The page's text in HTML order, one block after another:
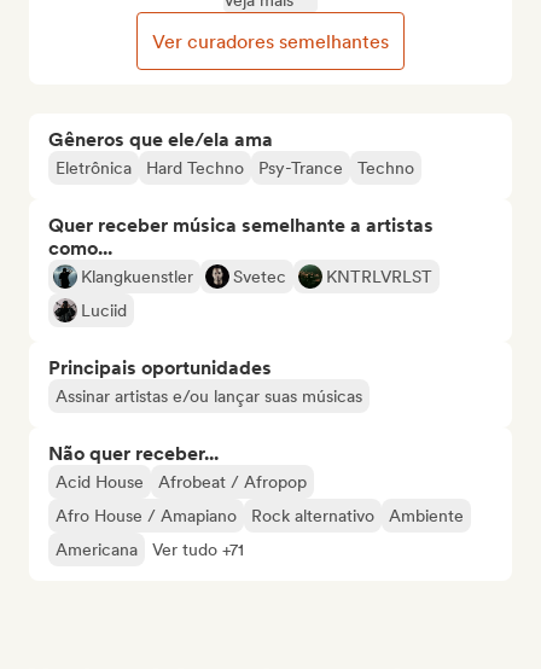
Gêneros que ele/ela ama
Eletrônica Hard Techno Psy-Trance Techno
Quer receber música semelhante a artistas
como...
Klangkuenstler Svetec
KNTRLVRLST
Luciid
Principais oportunidades
Assinar artistas e/ou lançar suas músicas
Não quer receber...
Acid House
Afrobeat / Afropop
Afro House / Amapiano
Rock alternativo
Ambiente
Americana
Ver tudo +71
Ver curadores semelhantes